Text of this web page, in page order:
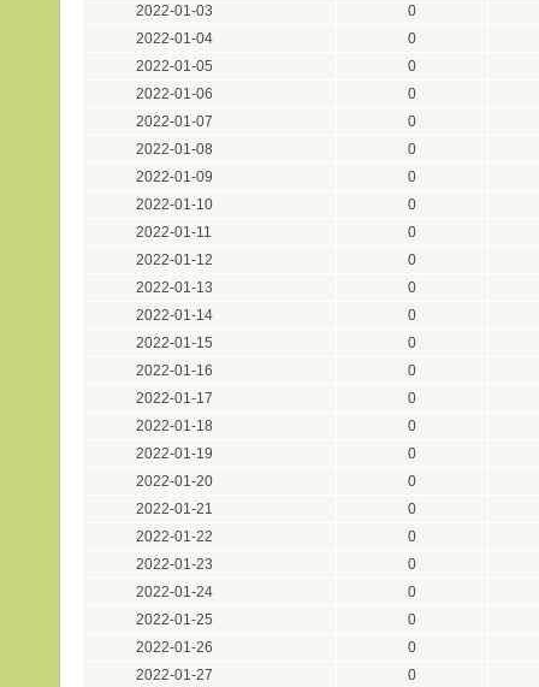
2022-01-03
0
2022-01-04
0
2022-01-05
0
2022-01-06
0
2022-01-07
0
2022-01-08
0
2022-01-09
0
2022-01-10
0
2022-01-11
0
2022-01-12
0
2022-01-13
0
2022-01-14
0
2022-01-15
0
2022-01-16
0
2022-01-17
0
2022-01-18
0
2022-01-19
0
2022-01-20
0
2022-01-21
0
2022-01-22
0
2022-01-23
0
2022-01-24
0
2022-01-25
0
2022-01-26
0
2022-01-27
0